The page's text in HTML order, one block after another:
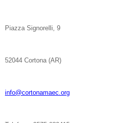
Piazza Signorelli, 9
52044 Cortona (AR)
info@cortonamaec.org